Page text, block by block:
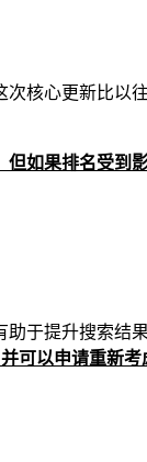
核心更新比以
如果排名受到
于提升搜索结
可以申请重新考